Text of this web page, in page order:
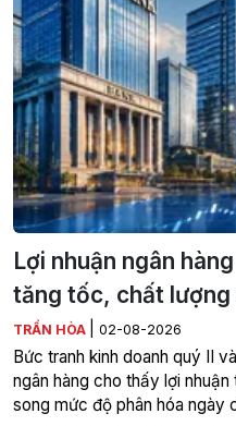
Lợi nhuận ngân
tăng tốc, chất lượng
TRẦN HÒA 02-08-2026
Bức tranh kinh doanh quý II
ngân hàng cho thấy lợi
song mức độ phân hóa ngày